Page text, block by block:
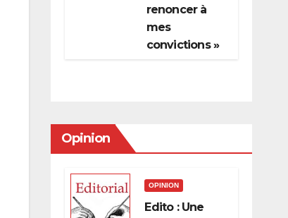
renoncer à
mes
convictions »
Opinion
OPINION
Edito : Une